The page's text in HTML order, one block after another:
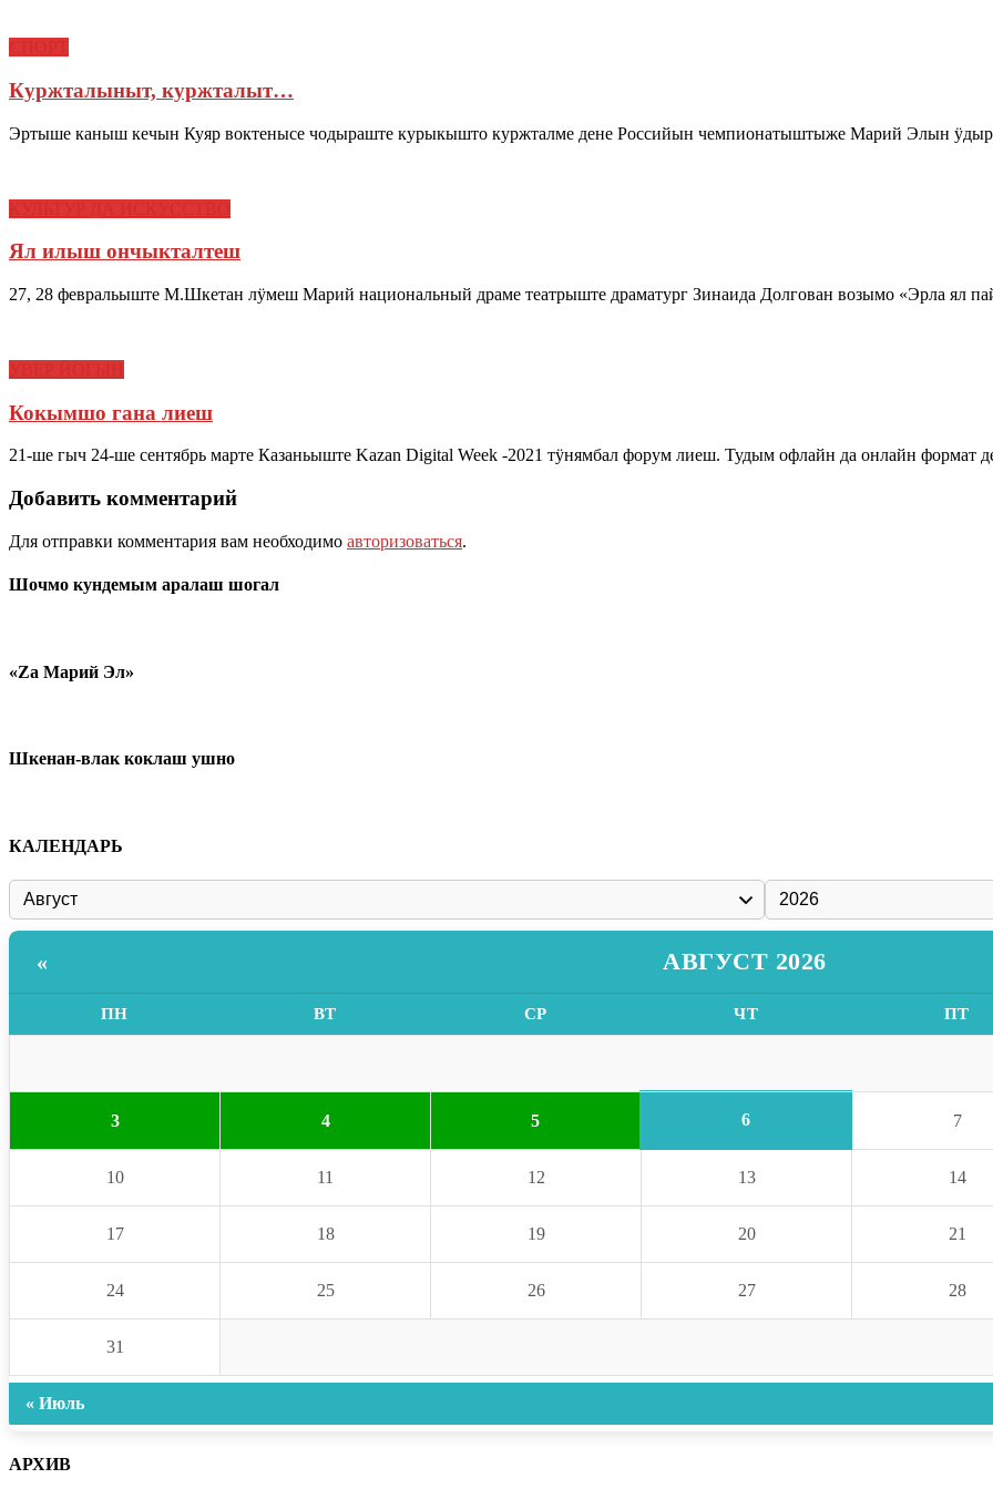
Куржталыныт, куржталыт…
Эртыше каныш кечын Куяр воктенысе чодыраште курыкышто куржталме дене Российын чемпионатыштыже Марий Элын
Ял илыш ончыкталтеш
27, 28 февральыште М.Шкетан лӱмеш Марий национальный драме театрыште драматург Зинаида Долгован возымо «Эрла ял
Кокымшо гана лиеш
21-ше гыч 24-ше сентябрь марте Казаньыште Kazan Digital Week -2021 тӱнямбал форум лиеш. Тудым офлайн да онлайн формат
Добавить комментарий
Для отправки комментария вам необходимо авторизоваться.
Шочмо кундемым аралаш шогал
«Zа Марий Эл»
Шкенан-влак коклаш ушно
КАЛЕНДАРЬ
« АВГУСТ 2026
ПН ВТ СР ЧТ ПТ
3 4 5 6 7
10 11 12 13 14
17 18 19 20 21
24 25 26 27 28
31
« Июль
АРХИВ